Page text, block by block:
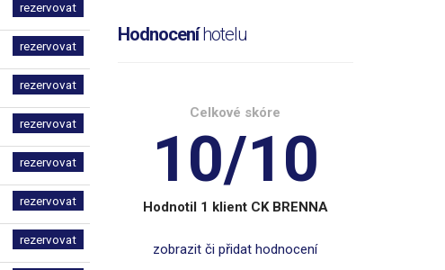
rezervovat
rezervovat
rezervovat
rezervovat
rezervovat
rezervovat
rezervovat
Hodnoceníhotelu
Celkové skóre
10/10
Hodnotil 1 klient CK BRENNA
zobrazit či přidat hodnocení